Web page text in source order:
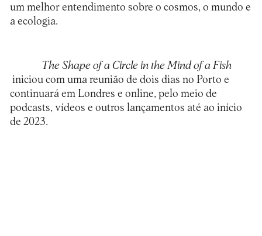
um melhor entendimento sobre o cosmos, o mundo e
a ecologia.
The Shape of a Circle in the Mind of a Fish
iniciou com uma reunião de dois dias no Porto e
continuará em Londres e online, pelo meio de
podcasts, vídeos e outros lançamentos até ao início
de 2023.